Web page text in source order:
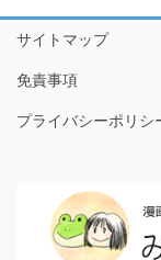
サイトマップ
免責事項
プライバシーポリシ